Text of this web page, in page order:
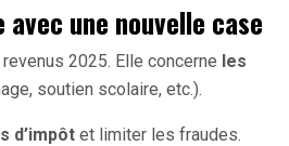
une nouvelle case
2025. Elle concerne les
soutien scolaire, etc.).
d’impôt et limiter les fraudes.